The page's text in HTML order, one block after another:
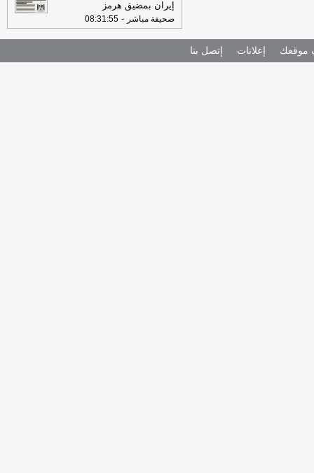
إيران بمضيق هرمز
صحيفة مباشر -
08:31:55
موقعك إعلانات إتصل بنا